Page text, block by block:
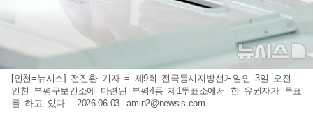
[인천=뉴시스] 전진환 기자 = 제9회 전국동시지방선거일인 3일 오전
인천 부평구보건소에 마련된 부평4동 제1투표소에서 한 유권자가 투표
를 하고 있다. 2026.06.03.amin2@newsis.com